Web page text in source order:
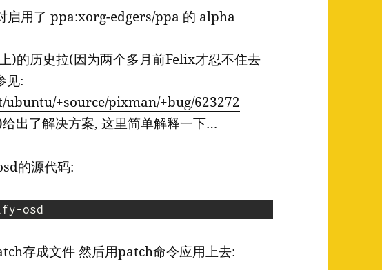
启用了 ppa:xorg-edgers/ppa 的 alpha
)的历史拉(因为两个多月前Felix才忍不住去
见:
+source/pixman/+bug/623272
出了解决方案, 这里简单解释一下…
的源代码:
osd
存成文件 然后用patch命令应用上去: